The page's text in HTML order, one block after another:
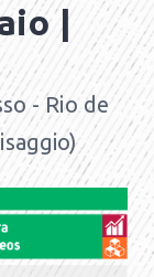
|
- Rio de